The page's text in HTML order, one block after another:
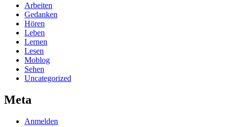
Arbeiten
Gedanken
Hören
Leben
Lernen
Lesen
Moblog
Sehen
Uncategorized
Meta
Anmelden